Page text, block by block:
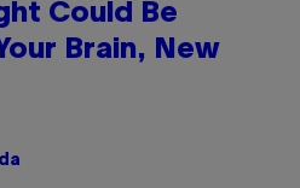
Could Be
Brain, New